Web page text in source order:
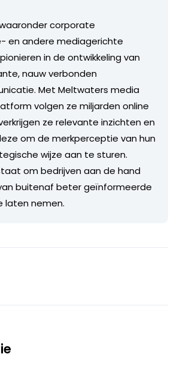
corporate
en andere mediagerichte
in de ontwikkeling van
nauw verbonden
Met Meltwaters media
volgen ze miljarden online
ze relevante inzichten en
om de merkperceptie van hun
wijze aan te sturen.
om bedrijven aan de hand
buitenaf beter geïnformeerde
laten nemen.